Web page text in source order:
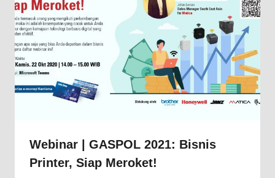
Webinar | GASPOL 2021: Bisnis
Printer, Siap Meroket!